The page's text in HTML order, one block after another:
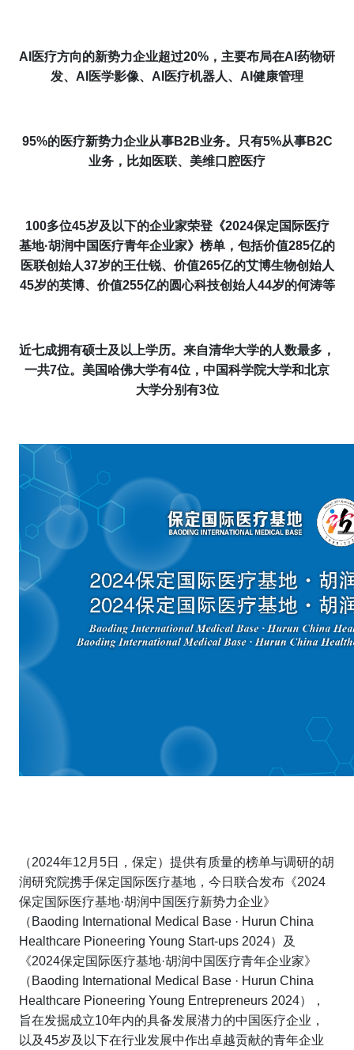
AI 医疗方向的新势力企业超过20% ，主要布局在AI 药物研
发、 AI 医学影像、 AI 医疗机器人、 AI 健康管理
95%的医疗新势力企业从事B2B业务。只有5%从事B2C
业务，比如医联、美维口腔医疗
100多位45岁及以下的企业家荣登《2024保定国际医疗
基地·胡润中国医疗青年企业家》榜单，包括价值285亿的
医联创始人37岁的王仕锐、价值265亿的艾博生物创始人
45岁的英博、价值255亿的圆心科技创始人44岁的何涛等
近七成拥有硕士及以上学历。来自清华大学的人数最多，
一共7位。美国哈佛大学有4位，中国科学院大学和北京
大学分别有3位
（2024年12月5日，保定）提供有质量的榜单与调研的胡
润研究院携手保定国际医疗基地，今日联合发布《2024
保定国际医疗基地·胡润中国医疗新势力企业》
（ Baoding International Medical Base · Hurun China
Healthcare Pioneering Young Start-ups 2024）及
《2024保定国际医疗基地·胡润中国医疗青年企业家》
（ Baoding International Medical Base · Hurun China
Healthcare Pioneering Young Entrepreneurs 2024），
旨在发掘成立10年内的具备发展潜力的中国医疗企业，
以及45岁及以下在行业发展中作出卓越贡献的青年企业